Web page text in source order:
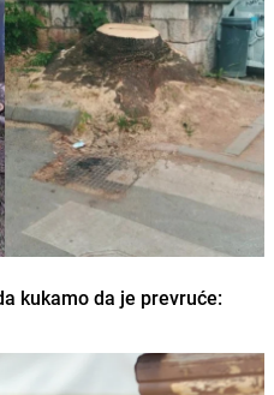
kukamo da je prevruće: